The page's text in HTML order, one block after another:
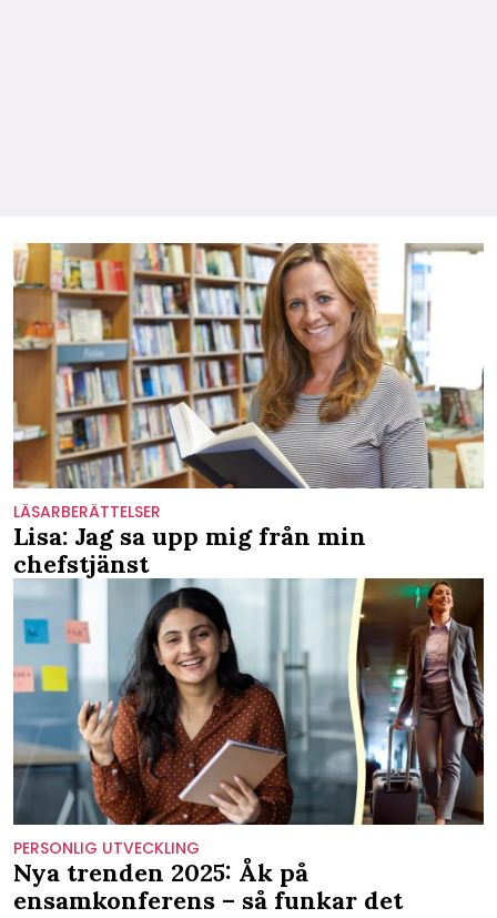
LÄSARBERÄTTELSER
Lisa: Jag sa upp mig från min
chefstjänst
PERSONLIG UTVECKLING
Nya trenden 2025: Åk på
ensamkonferens – så funkar det